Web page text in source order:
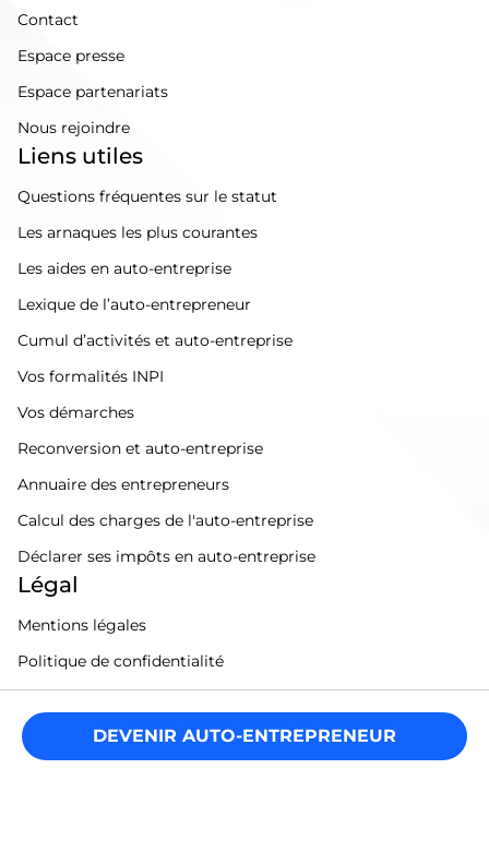
DEVENIR AUTO-ENTREPRENEUR
Contact
Espace presse
Espace partenariats
Nous rejoindre
Liens utiles
Questions fréquentes sur le statut
Les arnaques les plus courantes
Les aides en auto-entreprise
Lexique de l’auto-entrepreneur
Cumul d’activités et auto-entreprise
Vos formalités INPI
Vos démarches
Reconversion et auto-entreprise
Annuaire des entrepreneurs
Calcul des charges de l'auto-entreprise
Déclarer ses impôts en auto-entreprise
Légal
Mentions légales
Politique de confidentialité
Sitemap